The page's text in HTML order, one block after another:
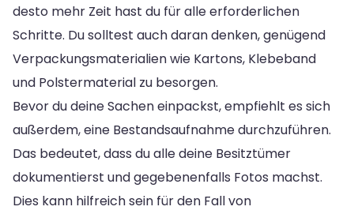
desto mehr Zeit hast du für alle erforderlichen
Schritte. Du solltest auch daran denken, genügend
Verpackungsmaterialien wie Kartons, Klebeband
und Polstermaterial zu besorgen.
Bevor du deine Sachen einpackst, empfiehlt es sich
außerdem, eine Bestandsaufnahme durchzuführen.
Das bedeutet, dass du alle deine Besitztümer
dokumentierst und gegebenenfalls Fotos machst.
Dies kann hilfreich sein für den Fall von